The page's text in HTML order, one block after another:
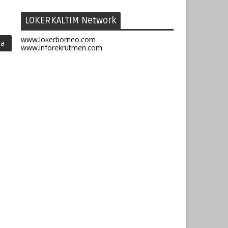
LOKERKALTIM Network
www.lokerborneo.com
www.inforekrutmen.com